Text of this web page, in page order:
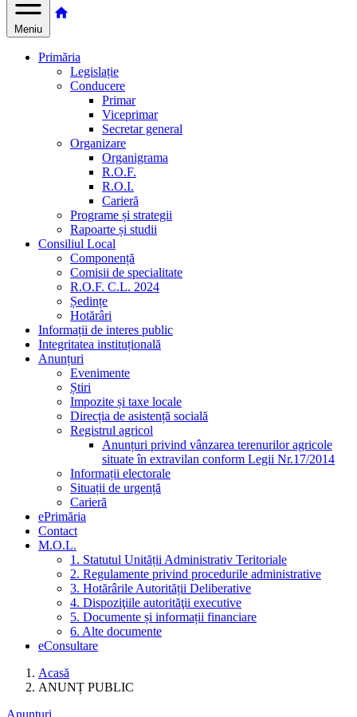
Meniu
Primăria
Legislație
Conducere
Primar
Viceprimar
Secretar general
Organizare
Organigrama
R.O.F.
R.O.I.
Carieră
Programe și strategii
Rapoarte și studii
Consiliul Local
Componență
Comisii de specialitate
R.O.F. C.L. 2024
Ședințe
Hotărâri
Informații de interes public
Integritatea instituțională
Anunțuri
Evenimente
Știri
Impozite și taxe locale
Direcția de asistență socială
Registrul agricol
Anunțuri privind vânzarea terenurilor agricole
situate în extravilan conform Legii Nr.17/2014
Informații electorale
Situații de urgență
Carieră
ePrimăria
Contact
M.O.L.
1. Statutul Unității Administrativ Teritoriale
2. Regulamente privind procedurile administrative
3. Hotărârile Autorității Deliberative
4. Dispoziţiile autorităţii executive
5. Documente și informații financiare
6. Alte documente
eConsultare
Acasă
ANUNȚ PUBLIC
Anunțuri